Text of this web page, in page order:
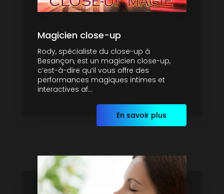
Magicien close-up
Rody, spécialiste du close-up à
Besançon, est un magicien close-up,
c’est-à-dire qu’il vous offre des
performances magiques intimes et
interactives af...
En savoir plus